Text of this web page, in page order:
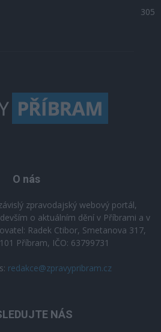
305
O nás
zpravodajský webový portál,
o aktuálním dění v Příbrami a v
Radek Ctibor, Smetanova 317,
Příbram, IČO: 63799731
redakce@zpravypribram.cz
NÁS